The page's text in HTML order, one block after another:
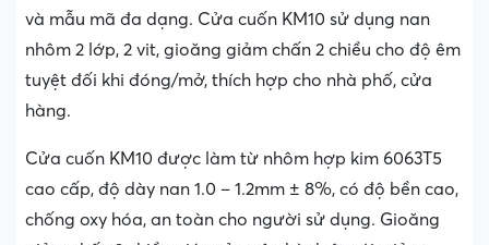
và mẫu mã đa dạng. Cửa cuốn KM10 sử dụng nan
nhôm 2 lớp, 2 vit, gioăng giảm chấn 2 chiều cho độ êm
tuyệt đối khi đóng/mở, thích hợp cho nhà phố, cửa
hàng.
Cửa cuốn KM10 được làm từ nhôm hợp kim 6063T5
cao cấp, độ dày nan 1.0 – 1.2mm ± 8%, có độ bền cao,
chống oxy hóa, an toàn cho người sử dụng. Gioăng